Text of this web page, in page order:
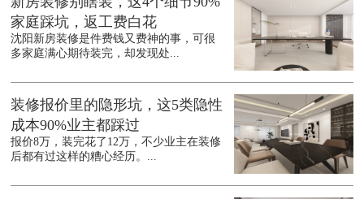
家庭踩坑，返工费白花
沈阳新房装修是件费钱又费神的事，可很
多家庭满心期待装完，却发现处...
装修报价里的隐形坑，这5类隐性
成本90%业主都踩过
报价8万，装完花了12万，不少业主在装修
后都有过这样的糟心经历。...